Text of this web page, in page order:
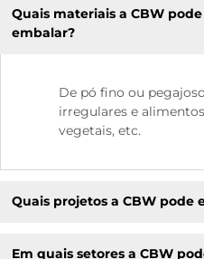
Quais materiais a CBW
embalar?
De pó fino ou
irregulares e
vegetais, etc.
Quais projetos a CBW pode
Em quais setores a CBW